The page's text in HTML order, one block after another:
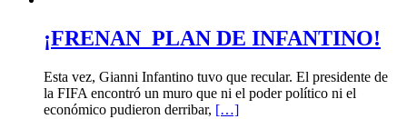
¡FRENAN PLAN DE INFANTINO!
Esta vez, Gianni Infantino tuvo que recular. El presidente de
la FIFA encontró un muro que ni el poder político ni el
económico pudieron derribar, […]